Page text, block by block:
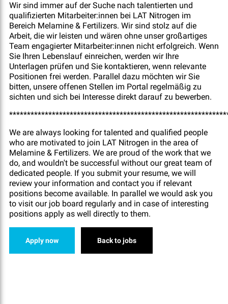
Wir sind immer auf der Suche nach talentierten und
qualifizierten Mitarbeiter:innen bei LAT Nitrogen im
Bereich Melamine & Fertilizers. Wir sind stolz auf die
Arbeit, die wir leisten und wären ohne unser großartiges
Team engagierter Mitarbeiter:innen nicht erfolgreich. Wenn
Sie Ihren Lebenslauf einreichen, werden wir Ihre
Unterlagen prüfen und Sie kontaktieren, wenn relevante
Positionen frei werden. Parallel dazu möchten wir Sie
bitten, unsere offenen Stellen im Portal regelmäßig zu
sichten und sich bei Interesse direkt darauf zu bewerben.
We are always looking for talented and qualified people
who are motivated to join LAT Nitrogen in the area of
Melamine & Fertilizers. We are proud of the work that we
do, and wouldn't be successful without our great team of
dedicated people. If you submit your resume, we will
review your information and contact you if relevant
positions become available. In parallel we would ask you
to visit our job board regularly and in case of interesting
positions apply as well directly to them.
Apply now Back to jobs